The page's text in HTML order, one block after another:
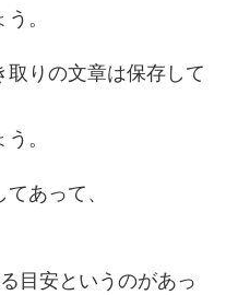
。
りの文章は保存して
。
あって、
目安というのがあっ